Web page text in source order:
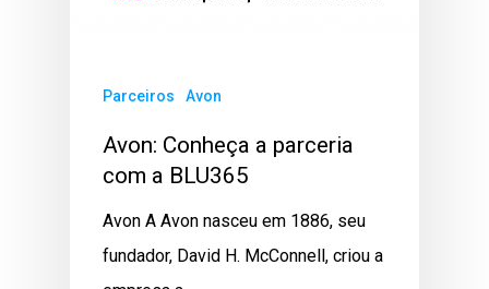
Parceiros Avon
Avon: Conheça a parceria
com a BLU365
Avon A Avon nasceu em 1886, seu
fundador, David H. McConnell, criou a